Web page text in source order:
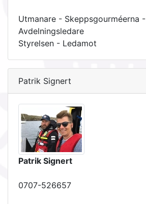
Utmanare - Skeppsgourméerna -
Avdelningsledare
Styrelsen - Ledamot
Patrik Signert
Patrik Signert
0707-526657